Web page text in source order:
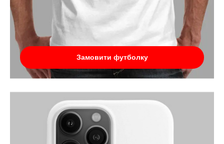
Замовити футболку